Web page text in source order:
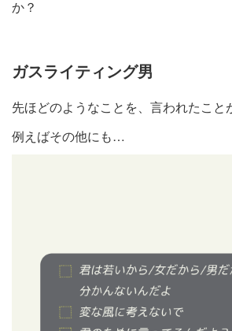
か？
ガスライティング男
先ほどのようなことを、言われたこと
例えばその他にも…